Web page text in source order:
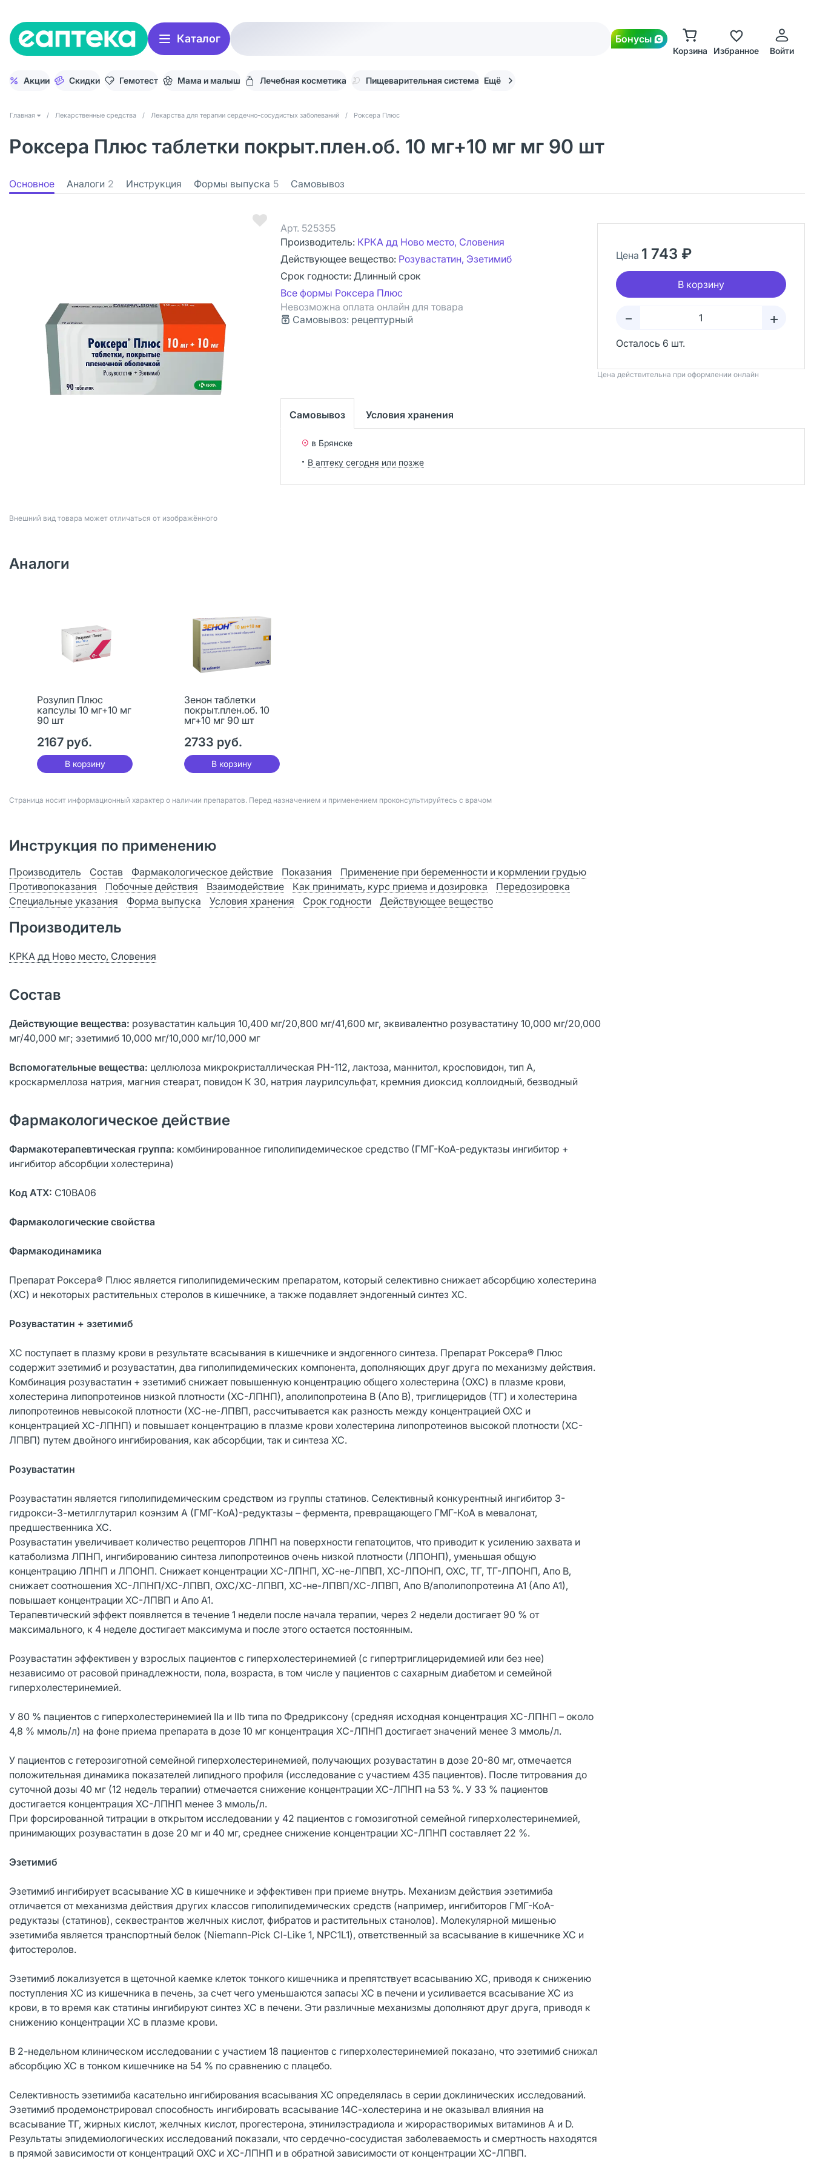
Каталог Бонусы
Корзина Избранное Войти
Акции Скидки Гемотест Мама и малыш Лечебная косметика Пищеварительная система Ещё
Главная / Лекарственные средства / Лекарства для терапии сердечно-сосудистых заболеваний / Роксера Плюс
Роксера Плюс таблетки покрыт.плен.об. 10 мг+10 мг мг 90 шт
Основное Аналоги 2 Инструкция Формы выпуска 5 Самовывоз
Bнешний вид товара может отличаться от изображённого
Арт. 525355
Производитель: КРКА дд Ново место, Словения
Действующее вещество: Розувастатин, Эзетимиб
Срок годности: Длинный срок
Все формы Роксера Плюс
Невозможна оплата онлайн для товара
Самовывоз: рецептурный
Цена 1 743 ₽
В корзину
– +
Осталось 6 шт.
Цена действительна при оформлении онлайн
Самовывоз Условия хранения
в Брянске
В аптеку сегодня или позже
Аналоги
Розулип Плюс
капсулы 10 мг+10 мг
90 шт
2167 руб.
В корзину
Зенон таблетки
покрыт.плен.об. 10
мг+10 мг 90 шт
2733 руб.
В корзину
Страница носит информационный характер о наличии препаратов. Перед назначением и применением проконсультируйтесь с врачом
Инструкция по применению
Производитель Состав Фармакологическое действие Показания
Применение при беременности и кормлении грудью
Противопоказания
Побочные действия Взаимодействие Как принимать, курс приема и дозировка
Передозировка
Специальные указания
Форма выпуска Условия хранения Срок годности Действующее вещество
Производитель
КРКА дд Ново место, Словения
Состав
Действующие вещества: розувастатин кальция 10,400 мг/20,800 мг/41,600 мг, эквивалентно розувастатину 10,000 мг/20,000
мг/40,000 мг; эзетимиб 10,000 мг/10,000 мг/10,000 мг
Вспомогательные вещества: целлюлоза микрокристаллическая РН-112, лактоза, маннитол, кросповидон, тип А,
кроскармеллоза натрия, магния стеарат, повидон К 30, натрия лаурилсульфат, кремния диоксид коллоидный, безводный
Фармакологическое действие
Фармакотерапевтическая группа: комбинированное гиполипидемическое средство (ГМГ-КоА-редуктазы ингибитор +
ингибитор абсорбции холестерина)
Код АТХ: C10BA06
Фармакологические свойства
Фармакодинамика
Препарат Роксера® Плюс является гиполипидемическим препаратом, который селективно снижает абсорбцию холестерина
(ХС) и некоторых растительных стеролов в кишечнике, а также подавляет эндогенный синтез ХС.
Розувастатин + эзетимиб
ХС поступает в плазму крови в результате всасывания в кишечнике и эндогенного синтеза. Препарат Роксера® Плюс
содержит эзетимиб и розувастатин, два гиполипидемических компонента, дополняющих друг друга по механизму действия.
Комбинация розувастатин + эзетимиб снижает повышенную концентрацию общего холестерина (ОХС) в плазме крови,
холестерина липопротеинов низкой плотности (ХС-ЛПНП), аполипопротеина В (Апо В), триглицеридов (ТГ) и холестерина
липопротеинов невысокой плотности (ХС-не-ЛПВП, рассчитывается как разность между концентрацией ОХС и
концентрацией ХС-ЛПНП) и повышает концентрацию в плазме крови холестерина липопротеинов высокой плотности (ХС-
ЛПВП) путем двойного ингибирования, как абсорбции, так и синтеза ХС.
Розувастатин
Розувастатин является гиполипидемическим средством из группы статинов. Селективный конкурентный ингибитор 3-
гидрокси-3-метилглутарил коэнзим А (ГМГ-КоА)-редуктазы – фермента, превращающего ГМГ-КоА в мевалонат,
предшественника ХС.
Розувастатин увеличивает количество рецепторов ЛПНП на поверхности гепатоцитов, что приводит к усилению захвата и
катаболизма ЛПНП, ингибированию синтеза липопротеинов очень низкой плотности (ЛПОНП), уменьшая общую
концентрацию ЛПНП и ЛПОНП. Снижает концентрации ХС-ЛПНП, ХС-не-ЛПВП, ХС-ЛПОНП, ОХС, ТГ, ТГ-ЛПОНП, Апо В,
снижает соотношения ХС-ЛПНП/ХС-ЛПВП, ОХС/ХС-ЛПВП, ХС-не-ЛПВП/ХС-ЛПВП, Апо В/аполипопротеина A1 (Aпo A1),
повышает концентрации ХС-ЛПВП и Aпо A1.
Терапевтический эффект появляется в течение 1 недели после начала терапии, через 2 недели достигает 90 % от
максимального, к 4 неделе достигает максимума и после этого остается постоянным.
Розувастатин эффективен у взрослых пациентов с гиперхолестеринемией (с гипертриглицеридемией или без нее)
независимо от расовой принадлежности, пола, возраста, в том числе у пациентов с сахарным диабетом и семейной
гиперхолестеринемией.
У 80 % пациентов с гиперхолестеринемией IIа и IIb типа по Фредриксону (средняя исходная концентрация XC-ЛПHП – около
4,8 % ммоль/л) на фоне приема препарата в дозе 10 мг концентрация ХС-ЛПНП достигает значений менее 3 ммоль/л.
У пациентов с гетерозиготной семейной гиперхолестеринемией, получающих розувастатин в дозе 20-80 мг, отмечается
положительная динамика показателей липидного профиля (исследование с участием 435 пациентов). После титрования до
суточной дозы 40 мг (12 недель терапии) отмечается снижение концентрации ХС-ЛПНП на 53 %. У 33 % пациентов
достигается концентрация ХС-ЛПНП менее 3 ммоль/л.
При форсированной титрации в открытом исследовании у 42 пациентов с гомозиготной семейной гиперхолестеринемией,
принимающих розувастатин в дозе 20 мг и 40 мг, среднее снижение концентрации ХС-ЛПНП составляет 22 %.
Эзетимиб
Эзетимиб ингибирует всасывание ХС в кишечнике и эффективен при приеме внутрь. Механизм действия эзетимиба
отличается от механизма действия других классов гиполипидемических средств (например, ингибиторов ГМГ-КоА-
редуктазы (статинов), секвестрантов желчных кислот, фибратов и растительных станолов). Молекулярной мишенью
эзетимиба является транспортный белок (Niemann-Pick Cl-Like 1, NPC1L1), ответственный за всасывание в кишечнике ХС и
фитостеролов.
Эзетимиб локализуется в щеточной каемке клеток тонкого кишечника и препятствует всасыванию ХС, приводя к снижению
поступления ХС из кишечника в печень, за счет чего уменьшаются запасы ХС в печени и усиливается всасывание ХС из
крови, в то время как статины ингибируют синтез ХС в печени. Эти различные механизмы дополняют друг друга, приводя к
снижению концентрации ХС в плазме крови.
В 2-недельном клиническом исследовании с участием 18 пациентов с гиперхолестеринемией показано, что эзетимиб снижал
абсорбцию ХС в тонком кишечнике на 54 % по сравнению с плацебо.
Селективность эзетимиба касательно ингибирования всасывания ХС определялась в серии доклинических исследований.
Эзетимиб продемонстрировал способность ингибировать всасывание 14С-холестерина и не оказывал влияния на
всасывание ТГ, жирных кислот, желчных кислот, прогестерона, этинилэстрадиола и жирорастворимых витаминов А и D.
Результаты эпидемиологических исследований показали, что сердечно-сосудистая заболеваемость и смертность находятся
в прямой зависимости от концентраций ОХС и ХС-ЛПНП и в обратной зависимости от концентрации ХС-ЛПВП.